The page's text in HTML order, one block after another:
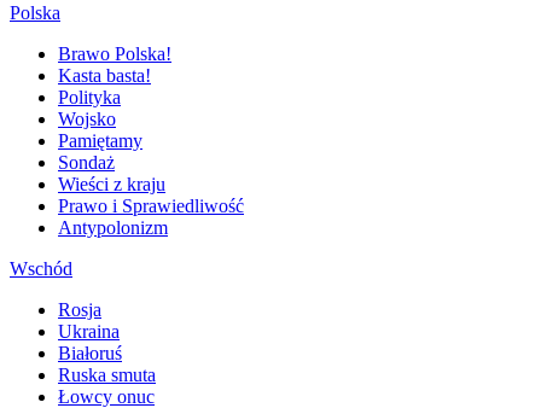
Polska
Brawo Polska!
Kasta basta!
Polityka
Wojsko
Pamiętamy
Sondaż
Wieści z kraju
Prawo i Sprawiedliwość
Antypolonizm
Wschód
Rosja
Ukraina
Białoruś
Ruska smuta
Łowcy onuc